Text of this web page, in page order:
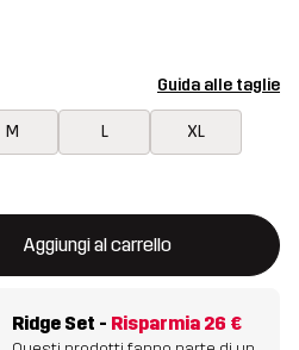
Guida alle taglie
M L XL
Aggiungi al carrello
modale per confermare un
Ridge Set - Risparmia 26 €